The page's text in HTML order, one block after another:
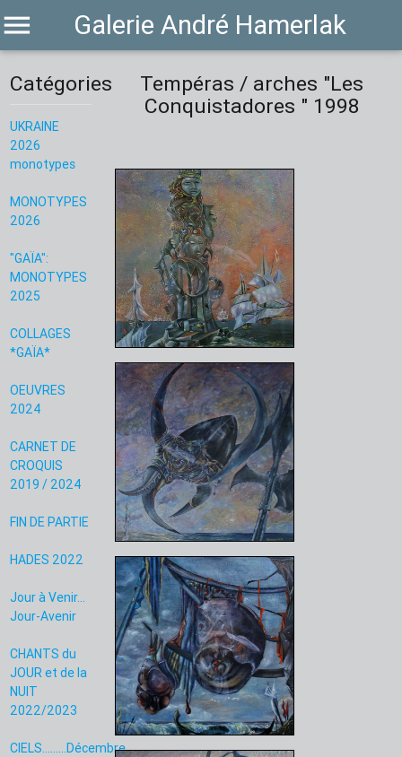
Galerie André Hamerlak
menu
Catégories
UKRAINE
2026
monotypes
MONOTYPES
2026
"GAÏA":
MONOTYPES
2025
COLLAGES
*GAÏA*
OEUVRES
2024
CARNET DE
CROQUIS
2019 / 2024
FIN DE PARTIE
HADES 2022
Jour à Venir...
Jour-Avenir
CHANTS du
JOUR et de la
NUIT
2022/2023
CIELS.........Décembre
Tempéras / arches "Les
Conquistadores " 1998